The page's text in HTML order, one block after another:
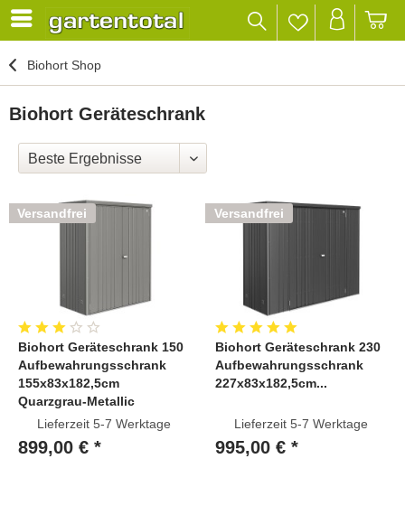
Biohort Shop
Biohort Geräteschrank
Versandfrei
Biohort Geräteschrank 150
Aufbewahrungsschrank
155x83x182,5cm
Quarzgrau-Metallic
Lieferzeit 5-7 Werktage
899,00 € *
Versandfrei
Biohort Geräteschrank 230
Aufbewahrungsschrank
227x83x182,5cm...
Lieferzeit 5-7 Werktage
995,00 € *